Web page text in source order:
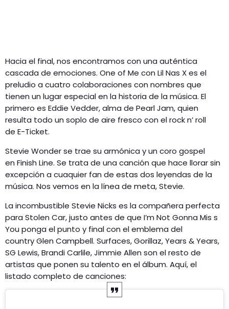
Hacia el final, nos encontramos con una auténtica
cascada de emociones. One of Me con Lil Nas X es el
preludio a cuatro colaboraciones con nombres que
tienen un lugar especial en la historia de la música. El
primero es Eddie Vedder, alma de Pearl Jam, quien
resulta todo un soplo de aire fresco con el rock n’ roll
de E-Ticket.
Stevie Wonder se trae su armónica y un coro gospel
en Finish Line. Se trata de una canción que hace llorar sin
excepción a cuaquier fan de estas dos leyendas de la
música. Nos vemos en la línea de meta, Stevie.
La incombustible Stevie Nicks es la compañera perfecta
para Stolen Car, justo antes de que I’m Not Gonna Mis s
You ponga el punto y final con el emblema del
country Glen Campbell. Surfaces, Gorillaz, Years & Years,
SG Lewis, Brandi Carlile, Jimmie Allen son el resto de
artistas que ponen su talento en el álbum. Aquí, el
listado completo de canciones: